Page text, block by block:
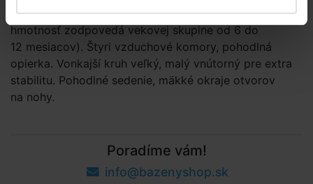
Maximálna nosnosť 11 kg (pre orientáciu: táto
hmotnosť zodpovedá vekovej skupine od 6 do
12 mesiacov). Štyri vzduchové komory, pohodlná
opierka. Vonkajší kruh veľký, malý vnútorný pre extra
stabilitu. Pohodlné sedenie, mäkké okraje otvorov
na nohy.
Poradíme vám!
info@bazenyshop.sk